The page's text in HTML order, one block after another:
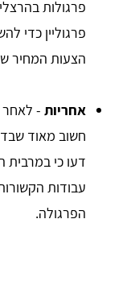
פרגולות
פרגוליין כדי
הצעות המחיר
אחריות - לאחר
חשוב מאוד
דעו כי במרבית
עבודות
הפרגולה.